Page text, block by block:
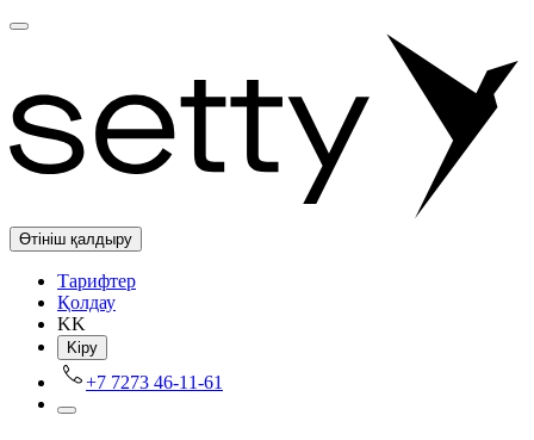
Өтініш қалдыру
Tарифтер
Қолдау
KK
Kіру
+7 7273 46-11-61